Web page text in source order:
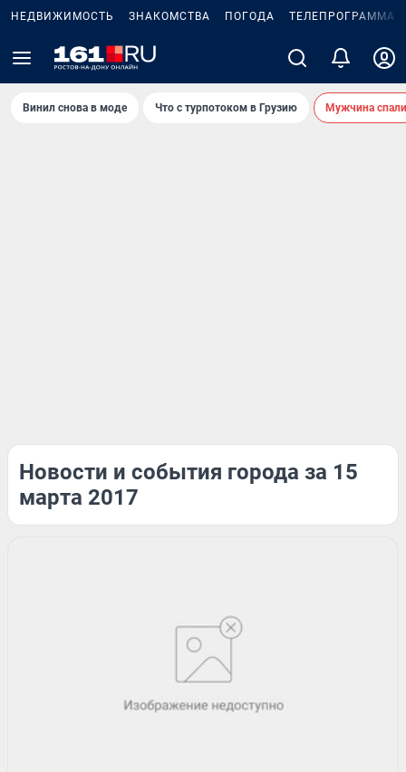
НЕДВИЖИМОСТЬ ЗНАКОМСТВА ПОГОДА ТЕЛЕПРОГРАММА
Винил снова в моде Что с турпотоком в Грузию Мужчина
Новости и события города за 15
марта 2017